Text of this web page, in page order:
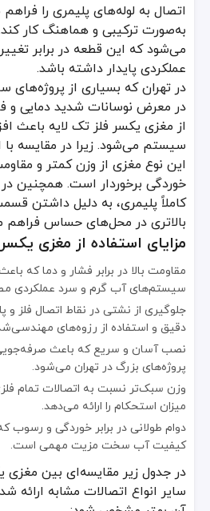
بررسی عوامل تأثیرگذار
قیمت مغزی یکسر فلز تک لایه معمولاً
در تهران، نوسانات بازار مواد
عوامل اصلی مؤثر بر قیمت عبارت‌اند از:
کیفیت فلز رزوه‌دار و نوع آبکاری آن
نوع و خلوص پلیمر استفاده‌شده در
روش تولید صنعتی و دقت در اتصال دو
برند و کشور سازنده محصول که در
خدمات پس از فروش و گارانتی
خرید مغزی یکسر فلز تک لایه از
اتصال به لوله‌های پلیمری را
به‌صورت ترکیبی و هماهنگ کار
می‌شود که این قطعه در برابر
عملکردی پایدار داشته باشد.
در تهران که بسیاری از پروژه‌های
در معرض نوسانات شدید دمایی و
از مغزی یکسر فلز تک لایه باعث
سیستم می‌شود. زیرا در مقایسه با
این نوع مغزی از وزن کمتر و مقاومت
خوردگی برخوردار است. همچنین در
کاملاً پلیمری، به دلیل داشتن
بالاتری در محل‌های حساس فراهم
مزایای استفاده از مغزی
مقاومت بالا در برابر فشار و دما که
سیستم‌های آب گرم و سرد عملکردی
جلوگیری از نشتی در نقاط اتصال فلز و
دقیق و استفاده از رزوه‌های
نصب آسان و سریع که باعث
پروژه‌های بزرگ در تهران می‌شود.
وزن سبک‌تر نسبت به اتصالات تمام
میزان استحکام را ارائه می‌دهد.
دوام طولانی در برابر خوردگی و رسوب
کیفیت آب سخت مزیت مهمی است.
در جدول زیر مقایسه‌ای بین مغزی
سایر انواع اتصالات مشابه ارائه